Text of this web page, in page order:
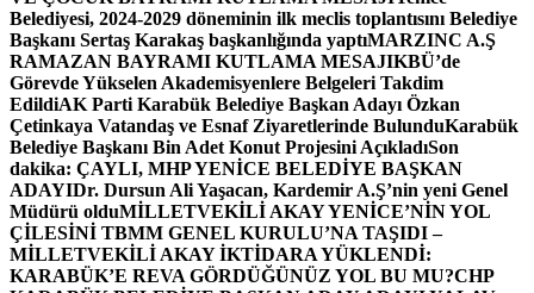
Belediyesi, 2024-2029 döneminin ilk meclis toplantısını Belediye
Başkanı Sertaş Karakaş başkanlığında yaptıMARZINC A.Ş
RAMAZAN BAYRAMI KUTLAMA MESAJIKBÜ’de
Görevde Yükselen Akademisyenlere Belgeleri Takdim
EdildiAK Parti Karabük Belediye Başkan Adayı Özkan
Çetinkaya Vatandaş ve Esnaf Ziyaretlerinde BulunduKarabük
Belediye Başkanı Bin Adet Konut Projesini AçıkladıSon
dakika: ÇAYLI, MHP YENİCE BELEDİYE BAŞKAN
ADAYIDr. Dursun Ali Yaşacan, Kardemir A.Ş’nin yeni Genel
Müdürü olduMİLLETVEKİLİ AKAY YENİCE’NİN YOL
ÇİLESİNİ TBMM GENEL KURULU’NA TAŞIDI –
MİLLETVEKİLİ AKAY İKTİDARA YÜKLENDİ:
KARABÜK’E REVA GÖRDÜĞÜNÜZ YOL BU MU?CHP